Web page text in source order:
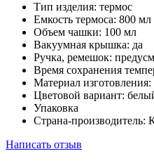
Тип изделия: термос
Емкость термоса: 800 мл
Объем чашки: 100 мл
Вакуумная крышка: да
Ручка, ремешок:
Время сохранения
Материал
Цветовой вариант:
Упаковка
Страна-производитель:
Написать отзыв